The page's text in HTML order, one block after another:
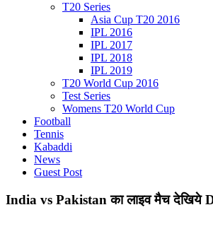
T20 Series
Asia Cup T20 2016
IPL 2016
IPL 2017
IPL 2018
IPL 2019
T20 World Cup 2016
Test Series
Womens T20 World Cup
Football
Tennis
Kabaddi
News
Guest Post
India vs Pakistan का लाइव मैच देखिये